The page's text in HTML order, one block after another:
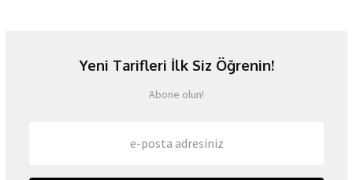
Yeni Tarifleri İlk Siz Öğrenin!
Abone olun!